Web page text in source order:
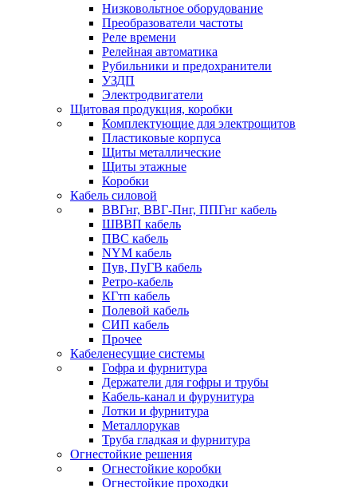
Низковольтное оборудование
Преобразователи частоты
Реле времени
Релейная автоматика
Рубильники и предохранители
УЗДП
Электродвигатели
Щитовая продукция, коробки
Комплектующие для электрощитов
Пластиковые корпуса
Щиты металлические
Щиты этажные
Коробки
Кабель силовой
ВВГнг, ВВГ-Пнг, ППГнг кабель
ШВВП кабель
ПВС кабель
NYM кабель
Пув, ПуГВ кабель
Ретро-кабель
КГтп кабель
Полевой кабель
СИП кабель
Прочее
Кабеленесущие системы
Гофра и фурнитура
Держатели для гофры и трубы
Кабель-канал и фурунитура
Лотки и фурнитура
Металлорукав
Труба гладкая и фурнитура
Огнестойкие решения
Огнестойкие коробки
Огнестойкие проходки